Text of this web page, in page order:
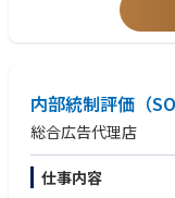
④クライアントのフロ
告が行えるコミュニケ
⑦社内外のスタッフをデ
内部統制評価（
総合広告代理店
仕事内容